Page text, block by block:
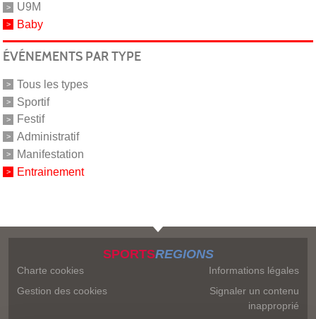
U9M
Baby
ÉVÉNEMENTS PAR TYPE
Tous les types
Sportif
Festif
Administratif
Manifestation
Entrainement
SPORTSREGIONS
Charte cookies
Gestion des cookies
Informations légales
Signaler un contenu
inapproprié